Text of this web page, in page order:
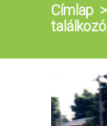
Címlap >